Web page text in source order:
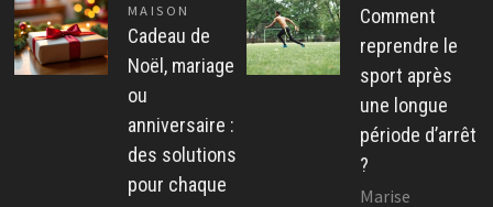
MAISON
Cadeau de
Noël, mariage
ou
anniversaire :
des solutions
pour chaque
Comment
reprendre le
sport après
une longue
période d’arrêt
?
Marise